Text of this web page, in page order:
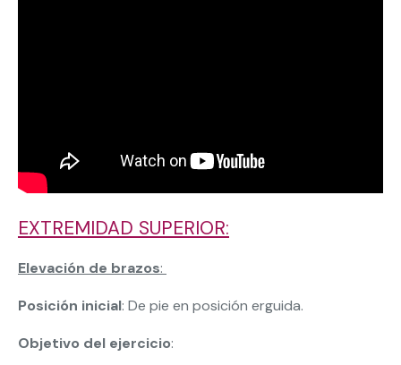
EXTREMIDAD SUPERIOR:
Elevación de brazos:
Posición inicial: De pie en posición erguida.
Objetivo del ejercicio: